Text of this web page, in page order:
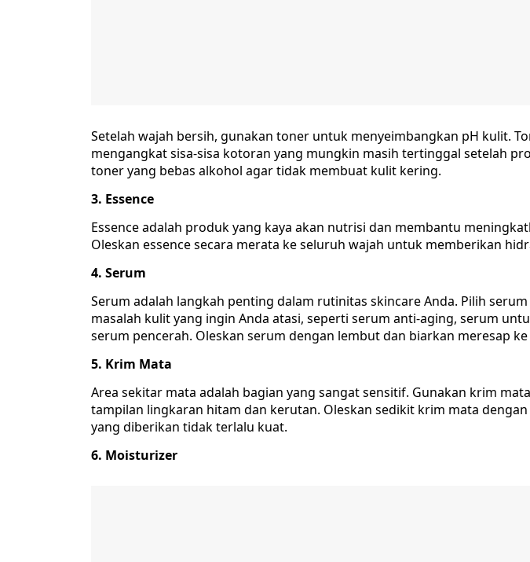
Setelah wajah bersih, gunakan toner untuk menyeimbangkan pH kulit.
mengangkat sisa-sisa kotoran yang mungkin masih tertinggal setelah
toner yang bebas alkohol agar tidak membuat kulit kering.
3. Essence
Essence adalah produk yang kaya akan nutrisi dan membantu
Oleskan essence secara merata ke seluruh wajah untuk memberikan
4. Serum
Serum adalah langkah penting dalam rutinitas skincare Anda. Pilih
masalah kulit yang ingin Anda atasi, seperti serum anti-aging, serum
serum pencerah. Oleskan serum dengan lembut dan biarkan meresap
5. Krim Mata
Area sekitar mata adalah bagian yang sangat sensitif. Gunakan krim
tampilan lingkaran hitam dan kerutan. Oleskan sedikit krim mata
yang diberikan tidak terlalu kuat.
6. Moisturizer